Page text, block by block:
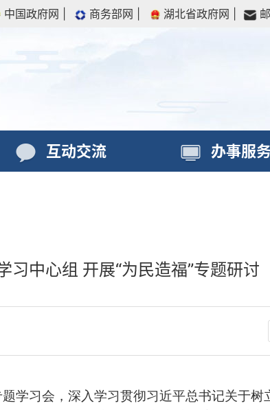
中国政府网 商务部网 湖北省政府网
互动交流 办事服务
习中心组 开展“为民造福”专题研讨
学习会，深入学习贯彻习近平总书记关于树